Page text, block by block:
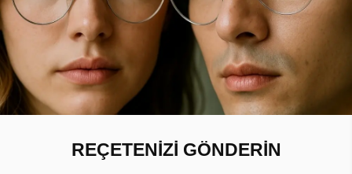
REÇETENİZİ GÖNDERİN